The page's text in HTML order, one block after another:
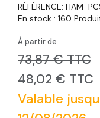
RÉFÉRENCE: HAM-
En stock : 160
À partir de
73,87 € TTC
48,02 € TTC
Valable